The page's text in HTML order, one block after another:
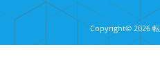
Copyright©︎ 2026